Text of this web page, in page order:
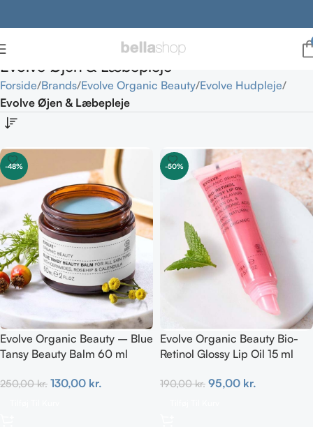
Evolve Øjen & Læbepleje
Forside Brands Evolve Organic Beauty Evolve Hudpleje
Evolve Øjen & Læbepleje
-48%
Evolve Organic Beauty – Blue
Tansy Beauty Balm 60 ml
250,00kr. 130,00 kr.
-50%
Evolve Organic Beauty Bio-
Retinol Glossy Lip Oil 15 ml
190,00kr. 95,00 kr.